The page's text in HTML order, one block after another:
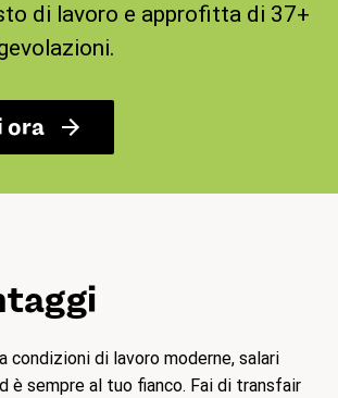
di lavoro e approfitta di 37+
ora
condizioni di lavoro moderne, salari
è sempre al tuo fianco. Fai di transfair